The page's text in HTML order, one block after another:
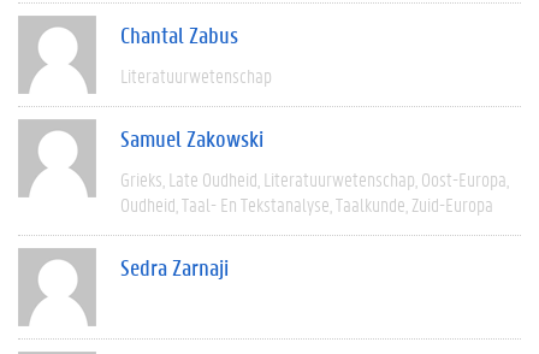
Chantal Zabus
Literatuurwetenschap
Samuel Zakowski
Grieks Late Oudheid Literatuurwetenschap Oost-Europa
Oudheid Taal- En Tekstanalyse Taalkunde Zuid-Europa
Sedra Zarnaji